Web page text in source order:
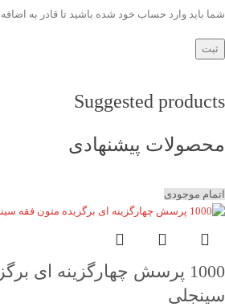
شما باید وارد حساب خود شده باشید تا قادر به
Suggested products
محصولات پیشنهادی
اتمام موجودی
1000 پرسش چهارگزینه ای
سینجلی